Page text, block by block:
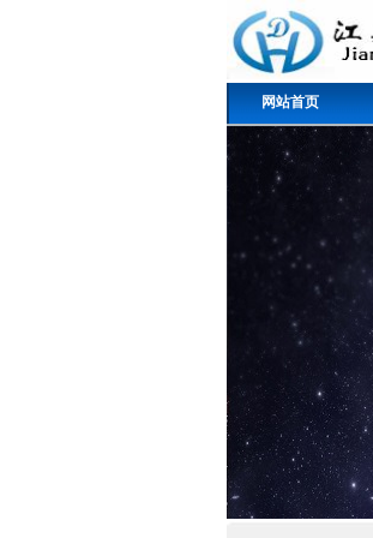
网站首页